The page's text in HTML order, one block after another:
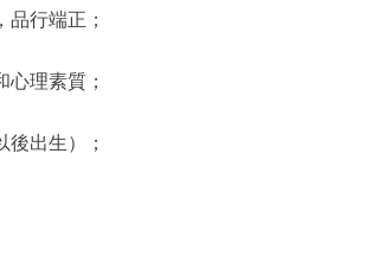
行端正；
理素質；
出生）；